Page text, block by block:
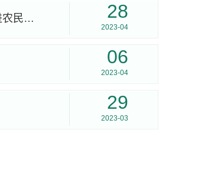
【新华日报|智库专家谈农业强国】严斌剑：发展农业全产业链 促进农民增收 28
2023-04
06
2023-04
29
2023-03